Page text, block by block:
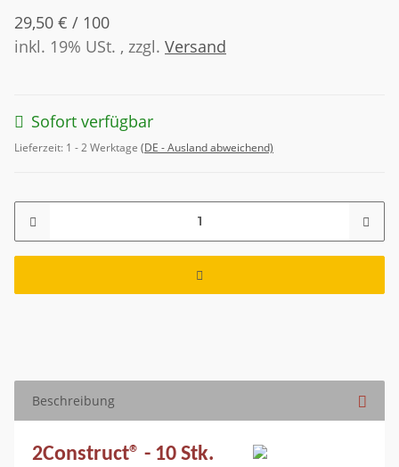
29,50 € / 100
inkl. 19% USt. , zzgl. Versand
Sofort verfügbar
Lieferzeit: 1 - 2 Werktage (DE - Ausland abweichend)
Beschreibung
2Construct® - 10 Stk.